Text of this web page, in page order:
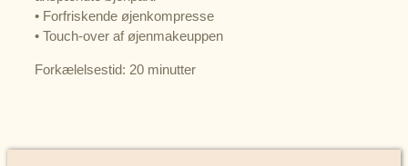
• Forfriskende øjenkompresse
• Touch-over af øjenmakeuppen
Forkælelsestid: 20 minutter